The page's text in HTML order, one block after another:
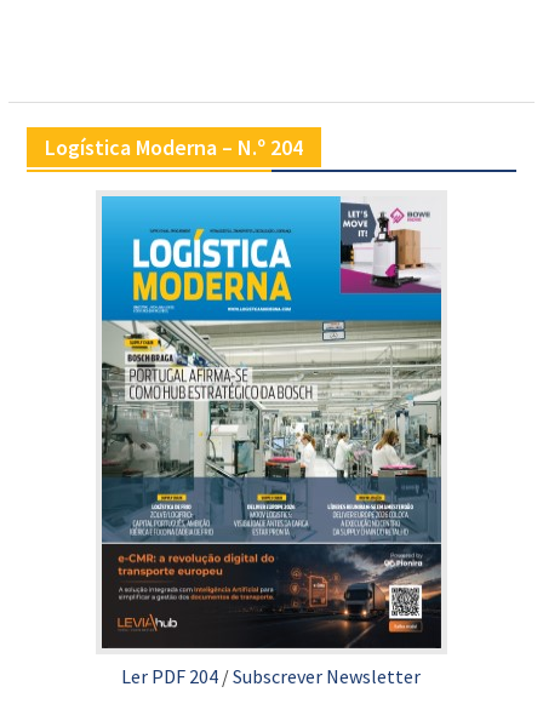
Logística Moderna – N.º 204
Ler PDF 204 /Subscrever Newsletter